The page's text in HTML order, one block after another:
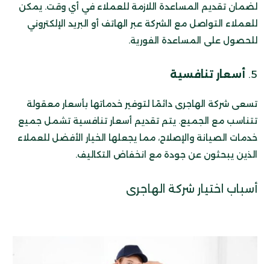
لضمان تقديم المساعدة اللازمة للعملاء في أي وقت. يمكن
للعملاء التواصل مع الشركة عبر الهاتف أو البريد الإلكتروني
للحصول على المساعدة الفورية.
5. أسعار تنافسية
تسعى شركة الهاجرى دائمًا لتوفير خدماتها بأسعار معقولة
تتناسب مع الجميع. يتم تقديم أسعار تنافسية تشمل جميع
خدمات الصيانة والإصلاح، مما يجعلها الخيار الأفضل للعملاء
الذين يبحثون عن جودة مع انخفاض التكاليف.
أسباب اختيار شركة الهاجرى